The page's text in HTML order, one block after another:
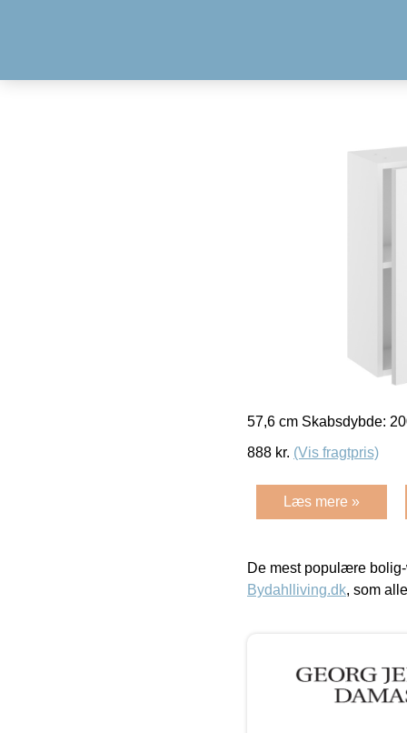
57,6 cm Skabsdybde:
888 kr. (Vis fragtpris)
Læs mere »
De mest populære
Bydahlliving.dk, som